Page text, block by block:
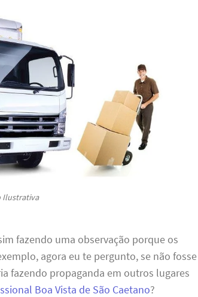
Ilustrativa
fazendo uma observação porque os
agora eu te pergunto, se não fosse
fazendo propaganda em outros lugares
Boa Vista de São Caetano?